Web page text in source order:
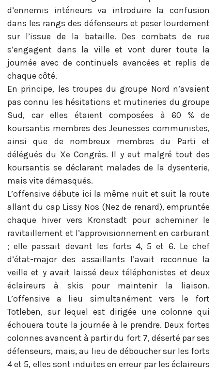
d’ennemis intérieurs va introduire la confusion
dans les rangs des défenseurs et peser lourdement
sur l’issue de la bataille. Des combats de rue
s’engagent dans la ville et vont durer toute la
journée avec de continuels avancées et replis de
chaque côté.
En principe, les troupes du groupe Nord n’avaient
pas connu les hésitations et mutineries du groupe
Sud, car elles étaient composées à 60 % de
koursantis membres des Jeunesses communistes,
ainsi que de nombreux membres du Parti et
délégués du Xe Congrès. Il y eut malgré tout des
koursantis se déclarant malades de la dysenterie,
mais vite démasqués.
L’offensive débute ici la même nuit et suit la route
allant du cap Lissy Nos (Nez de renard), empruntée
chaque hiver vers Kronstadt pour acheminer le
ravitaillement et l’approvisionnement en carburant
; elle passait devant les forts 4, 5 et 6. Le chef
d’état-major des assaillants l’avait reconnue la
veille et y avait laissé deux téléphonistes et deux
éclaireurs à skis pour maintenir la liaison.
L’offensive a lieu simultanément vers le fort
Totleben, sur lequel est dirigée une colonne qui
échouera toute la journée à le prendre. Deux fortes
colonnes avancent à partir du fort 7, déserté par ses
défenseurs, mais, au lieu de déboucher sur les forts
4 et 5, elles sont induites en erreur par les éclaireurs